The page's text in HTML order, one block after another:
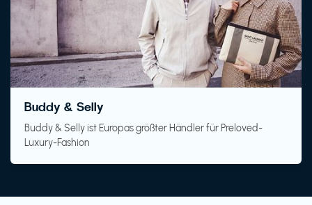
Buddy & Selly
Buddy & Selly ist Europas größter Händler für Preloved-
Luxury-Fashion